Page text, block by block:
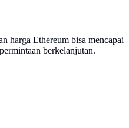
harga Ethereum bisa mencapai
berkelanjutan.